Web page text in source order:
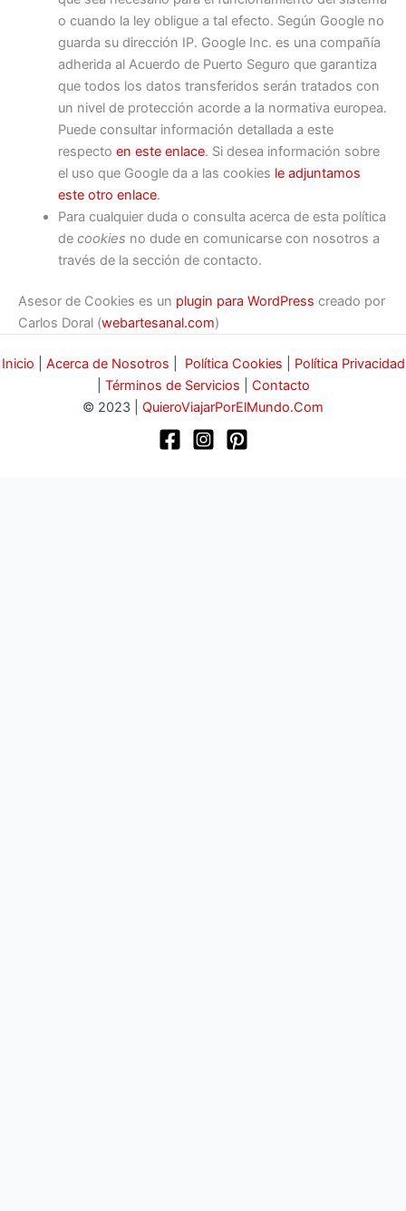
o cuando la ley obligue a tal efecto. Según Google no
guarda su dirección IP. Google Inc. es una compañía
adherida al Acuerdo de Puerto Seguro que garantiza
que todos los datos transferidos serán tratados con
un nivel de protección acorde a la normativa europea.
Puede consultar información detallada a este
respecto en este enlace. Si desea información sobre
el uso que Google da a las cookies le adjuntamos
este otro enlace.
Para cualquier duda o consulta acerca de esta política
de cookies no dude en comunicarse con nosotros a
través de la sección de contacto.
Asesor de Cookies es un plugin para WordPress creado por
Carlos Doral (webartesanal.com)
Inicio Acerca de Nosotros Política Cookies
Política Privacidad
Términos de Servicios
Contacto
© 2023 | QuieroViajarPorElMundo.Com